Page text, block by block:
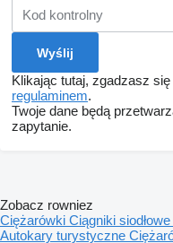
Klikając tutaj, zgadzasz
regulaminem.
Twoje dane będą
zapytanie.
Zobacz rowniez
Ciężarówki Ciągniki siodłowe
Autokary turystyczne